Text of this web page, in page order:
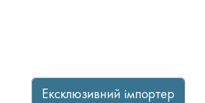
Ексклюзивний імпортер